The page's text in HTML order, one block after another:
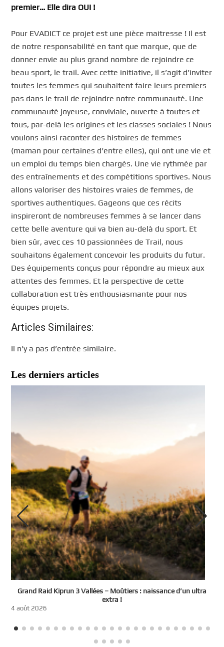
premier… Elle dira OUI !
Pour EVADICT ce projet est une pièce maitresse ! Il est
de notre responsabilité en tant que marque, que de
donner envie au plus grand nombre de rejoindre ce
beau sport, le trail. Avec cette initiative, il s’agit d’inviter
toutes les femmes qui souhaitent faire leurs premiers
pas dans le trail de rejoindre notre communauté. Une
communauté joyeuse, conviviale, ouverte à toutes et
tous, par-delà les origines et les classes sociales ! Nous
voulons ainsi raconter des histoires de femmes
(maman pour certaines d’entre elles), qui ont une vie et
un emploi du temps bien chargés. Une vie rythmée par
des entraînements et des compétitions sportives. Nous
allons valoriser des histoires vraies de femmes, de
sportives authentiques. Gageons que ces récits
inspireront de nombreuses femmes à se lancer dans
cette belle aventure qui va bien au-delà du sport. Et
bien sûr, avec ces 10 passionnées de Trail, nous
souhaitons également concevoir les produits du futur.
Des équipements conçus pour répondre au mieux aux
attentes des femmes. Et la perspective de cette
collaboration est très enthousiasmante pour nos
équipes projets.
Articles Similaires:
Il n’y a pas d’entrée similaire.
Les derniers articles
Grand Raid Kiprun 3 Vallées – Moûtiers : naissance d’un ultra
extra !
4 août 2026